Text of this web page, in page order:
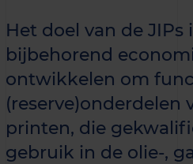
Het doel van de
bijbehorend
ontwikkelen om
(reserve)onderdelen
printen, die
gebruik in de olie-,